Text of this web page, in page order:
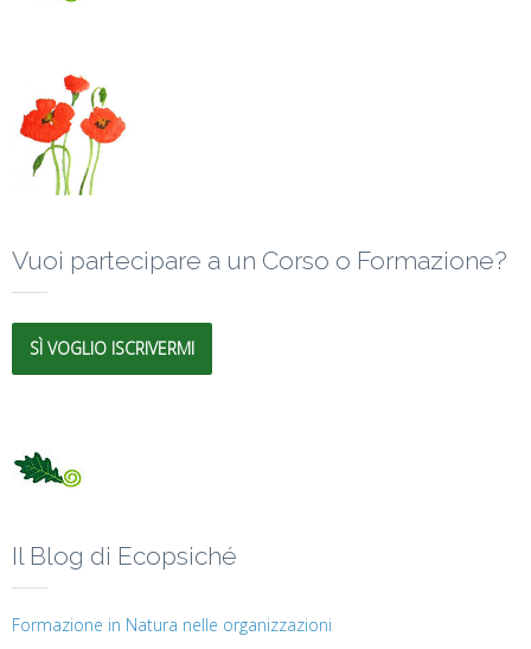
Vuoi partecipare a un Corso o Formazione?
SÌ VOGLIO ISCRIVERMI
Il Blog di Ecopsiché
Formazione in Natura nelle organizzazioni